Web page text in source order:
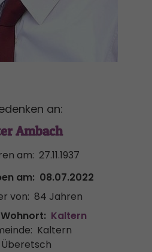
an:
Ambach
am: 27.11.1937
am: 08.07.2022
von: 84 Jahren
Kaltern
Kaltern
Überetsch